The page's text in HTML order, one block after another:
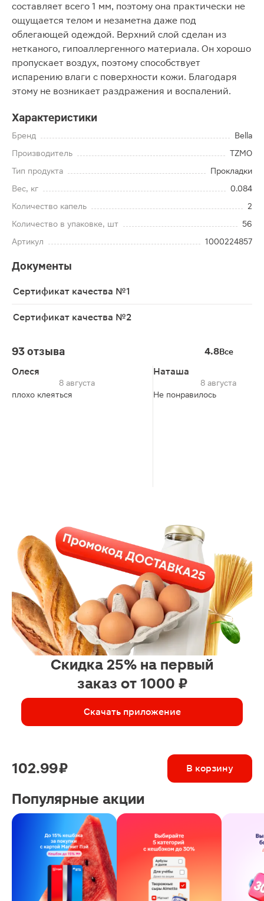
составляет всего 1 мм, поэтому она практически не
ощущается телом и незаметна даже под
облегающей одеждой. Верхний слой сделан из
нетканого, гипоаллергенного материала. Он хорошо
пропускает воздух, поэтому способствует
испарению влаги с поверхности кожи. Благодаря
этому не возникает раздражения и воспалений.
Характеристики
Бренд
Bella
Производитель
TZMO
Тип продукта
Прокладки
Вес, кг
0.084
Количество капель
2
Количество в упаковке, шт
56
Артикул
1000224857
Документы
Сертификат качества №1
Сертификат качества №2
93 отзыва 4.8Все
Олеся
8 августа
плохо клеяться
Наташа
8 августа
Не понравилось
Скидка 25% на первый
заказ от 1000 ₽
Скачать приложение
102.99 ₽ В корзину
Популярные акции